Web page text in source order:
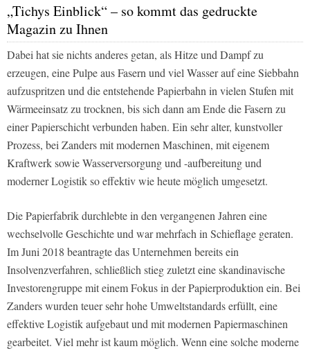
„Tichys Einblick“ – so kommt das gedruckte
Magazin zu Ihnen
Dabei hat sie nichts anderes getan, als Hitze und Dampf zu
erzeugen, eine Pulpe aus Fasern und viel Wasser auf eine Siebbahn
aufzuspritzen und die entstehende Papierbahn in vielen Stufen mit
Wärmeeinsatz zu trocknen, bis sich dann am Ende die Fasern zu
einer Papierschicht verbunden haben. Ein sehr alter, kunstvoller
Prozess, bei Zanders mit modernen Maschinen, mit eigenem
Kraftwerk sowie Wasserversorgung und -aufbereitung und
moderner Logistik so effektiv wie heute möglich umgesetzt.
Die Papierfabrik durchlebte in den vergangenen Jahren eine
wechselvolle Geschichte und war mehrfach in Schieflage geraten.
Im Juni 2018 beantragte das Unternehmen bereits ein
Insolvenzverfahren, schließlich stieg zuletzt eine skandinavische
Investorengruppe mit einem Fokus in der Papierproduktion ein. Bei
Zanders wurden teuer sehr hohe Umweltstandards erfüllt, eine
effektive Logistik aufgebaut und mit modernen Papiermaschinen
gearbeitet. Viel mehr ist kaum möglich. Wenn eine solche moderne